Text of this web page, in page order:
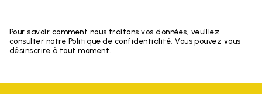
Pour savoir comment nous traitons vos données, veuillez
consulter notre Politique de confidentialité. Vous pouvez vous
désinscrire à tout moment.